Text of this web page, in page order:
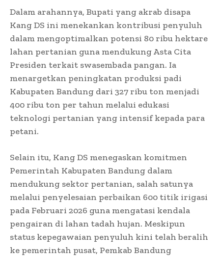
Dalam arahannya, Bupati yang akrab disapa
Kang DS ini menekankan kontribusi penyuluh
dalam mengoptimalkan potensi 80 ribu hektare
lahan pertanian guna mendukung Asta Cita
Presiden terkait swasembada pangan. Ia
menargetkan peningkatan produksi padi
Kabupaten Bandung dari 327 ribu ton menjadi
400 ribu ton per tahun melalui edukasi
teknologi pertanian yang intensif kepada para
petani.
Selain itu, Kang DS menegaskan komitmen
Pemerintah Kabupaten Bandung dalam
mendukung sektor pertanian, salah satunya
melalui penyelesaian perbaikan 600 titik irigasi
pada Februari 2026 guna mengatasi kendala
pengairan di lahan tadah hujan. Meskipun
status kepegawaian penyuluh kini telah beralih
ke pemerintah pusat, Pemkab Bandung